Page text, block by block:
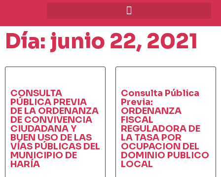
Día: junio 22, 2021
CONSULTA
PÚBLICA PREVIA
DE LA ORDENANZA
DE CONVIVENCIA
CIUDADANA Y
BUEN USO DE LAS
VÍAS PÚBLICAS DEL
MUNICIPIO DE
HARÍA
Consulta Pública
Previa:
ORDENANZA
FISCAL
REGULADORA DE
LA TASA POR
OCUPACION DEL
DOMINIO PUBLICO
LOCAL